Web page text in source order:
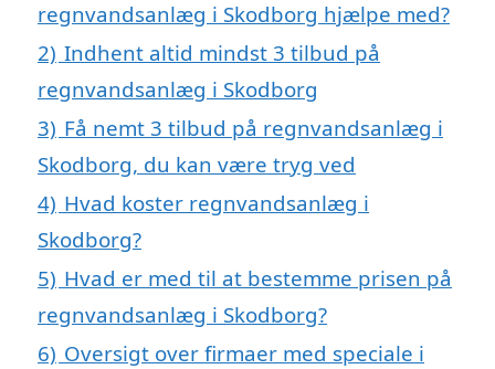
regnvandsanlæg i Skodborg hjælpe med?
2) Indhent altid mindst 3 tilbud på
regnvandsanlæg i Skodborg
3) Få nemt 3 tilbud på regnvandsanlæg i
Skodborg, du kan være tryg ved
4) Hvad koster regnvandsanlæg i
Skodborg?
5) Hvad er med til at bestemme prisen på
regnvandsanlæg i Skodborg?
6) Oversigt over firmaer med speciale i